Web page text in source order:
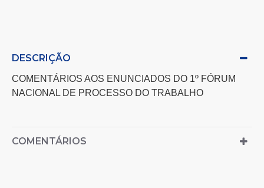
DESCRIÇÃO
COMENTÁRIOS AOS ENUNCIADOS DO 1º FÓRUM
NACIONAL DE PROCESSO DO TRABALHO
COMENTÁRIOS